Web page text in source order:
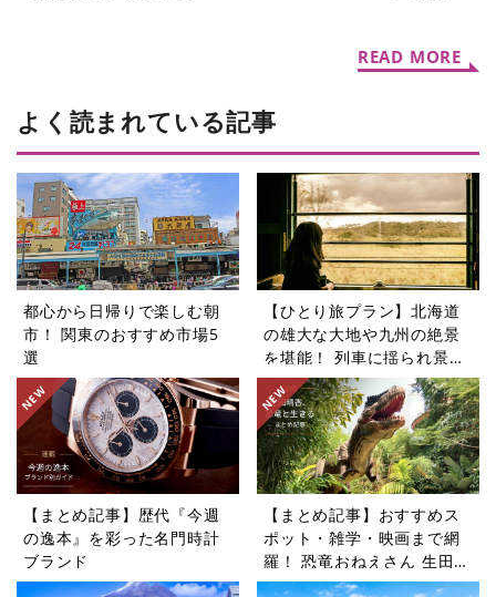
READ MORE
よく読まれている記事
都心から日帰りで楽しむ朝
市！ 関東のおすすめ市場5
選
【ひとり旅プラン】北海道
の雄大な大地や九州の絶景
を堪能！ 列車に揺られ景色
を楽しむ旅5選
【まとめ記事】歴代『今週
の逸本』を彩った名門時計
ブランド
【まとめ記事】おすすめス
ポット・雑学・映画まで網
羅！ 恐竜おねえさん 生田晴
香の恐竜コラム9選